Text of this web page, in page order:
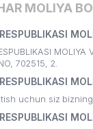
MOLIYA
702515, 2.
uchun siz